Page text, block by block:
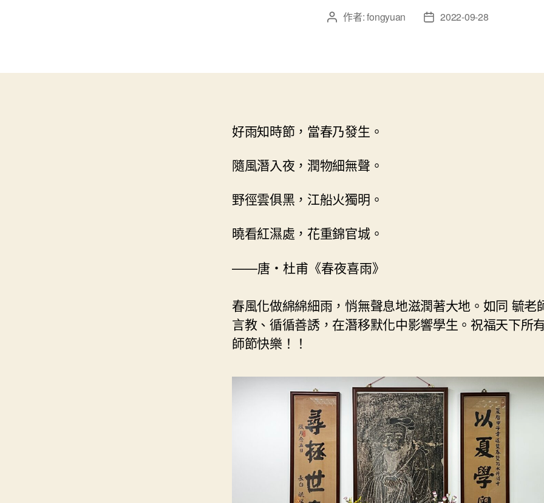
文 作者:fongyuan
文
日
2022-09-28
好雨知時節，當春乃發生。
隨風潛入夜，潤物細無聲。
野徑雲俱黑，江船火獨明。
曉看紅濕處，花重錦官城。
——唐・杜甫《春夜喜雨》
春風化做綿綿細雨，悄無聲息地滋潤著大地。如同 毓老
言教、循循善誘，在潛移默化中影響學生。祝福天下所
師節快樂！！